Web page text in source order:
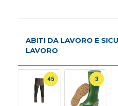
ABITI DA LAVORO E
LAVORO
45 3